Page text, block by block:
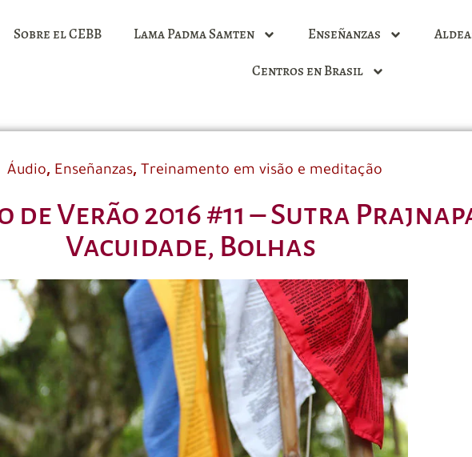
Sobre el CEBB Lama Padma Samten Enseñanzas
Centros en Brasil
Áudio, Enseñanzas, Treinamento em visão e meditação
de Verão 2016 #11 – Sutra
Vacuidade, Bolhas